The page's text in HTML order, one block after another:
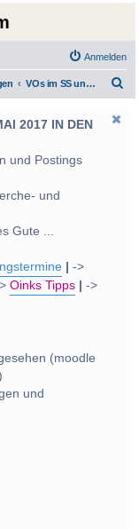
Anmelden
VOs im SS und WS 2013
2017 IN DEN
und Postings
und
Gute ...
->
Oinks Tipps
->
(moodle
und